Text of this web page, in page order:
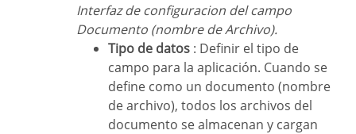
Interfaz de configuracion del campo
Documento (nombre de Archivo).
Tipo de datos : Definir el tipo de
campo para la aplicación. Cuando se
define como un documento (nombre
de archivo), todos los archivos del
documento se almacenan y cargan